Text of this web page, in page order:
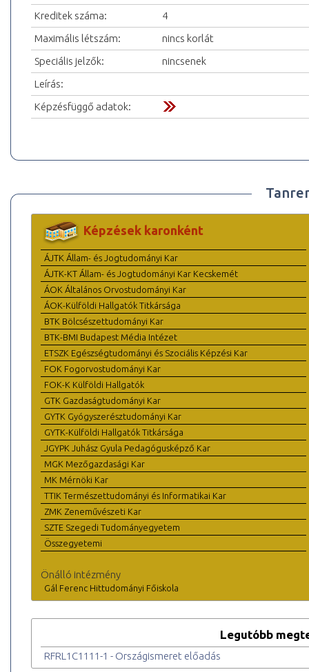
Kreditek száma:
4
Maximális létszám:
nincs korlát
Speciális jelzők:
nincsenek
Leírás:
Képzésfüggő adatok:
Képzések karonként
ÁJTK Állam- és Jogtudományi Kar
ÁJTK-KT Állam- és Jogtudományi Kar Kecskemét
ÁOK Általános Orvostudományi Kar
ÁOK-Külföldi Hallgatók Titkársága
BTK Bölcsészettudományi Kar
BTK-BMI Budapest Média Intézet
ETSZK Egészségtudományi és Szociális Képzési Kar
FOK Fogorvostudományi Kar
FOK-K Külföldi Hallgatók
GTK Gazdaságtudományi Kar
GYTK Gyógyszerésztudományi Kar
GYTK-Külföldi Hallgatók Titkársága
JGYPK Juhász Gyula Pedagógusképző Kar
MGK Mezőgazdasági Kar
MK Mérnöki Kar
TTIK Természettudományi és Informatikai Kar
ZMK Zeneművészeti Kar
SZTE Szegedi Tudományegyetem
Összegyetemi
Önálló intézmény
Gál Ferenc Hittudományi Főiskola
Legutóbb
RFRL1C1111-1 - Országismeret előadás